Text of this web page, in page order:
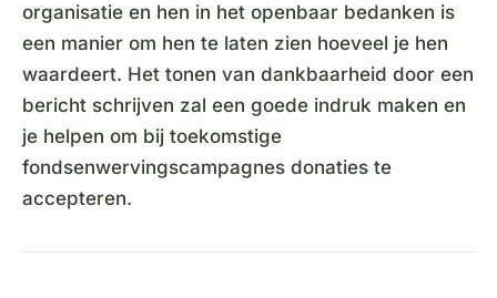
organisatie en hen in het openbaar bedanken is
een manier om hen te laten zien hoeveel je hen
waardeert. Het tonen van dankbaarheid door een
bericht schrijven zal een goede indruk maken en
je helpen om bij toekomstige
fondsenwervingscampagnes donaties te
accepteren.